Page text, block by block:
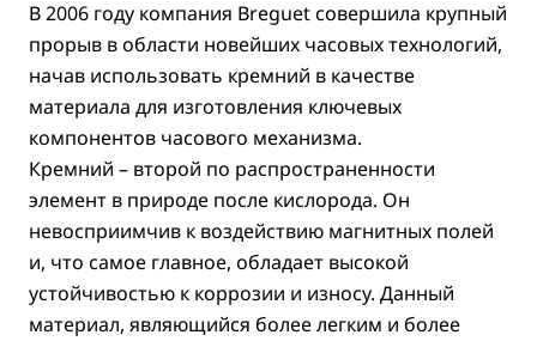
В 2006 году компания Breguet совершила крупный
прорыв в области новейших часовых технологий,
начав использовать кремний в качестве
материала для изготовления ключевых
компонентов часового механизма.
Кремний – второй по распространенности
элемент в природе после кислорода. Он
невосприимчив к воздействию магнитных полей
и, что самое главное, обладает высокой
устойчивостью к коррозии и износу. Данный
материал, являющийся более легким и более